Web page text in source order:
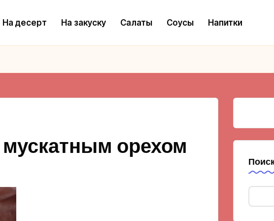
На десерт На закуску Салаты Соусы Напитки
орехом